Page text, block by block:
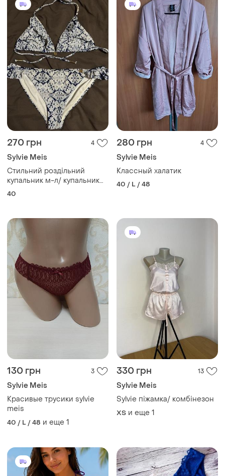
270 грн 4
Sylvie Meis
Стильний роздільний
купальник м-л/ купальник
для засмаги
40
280 грн 4
Sylvie Meis
Классный халатик
40 / L / 48
130 грн 3
Sylvie Meis
Красивые трусики sylvie
meis
40 / L / 48 и еще 1
330 грн 13
Sylvie Meis
Sylvie піжамка/ комбінезон
ХS и еще 1